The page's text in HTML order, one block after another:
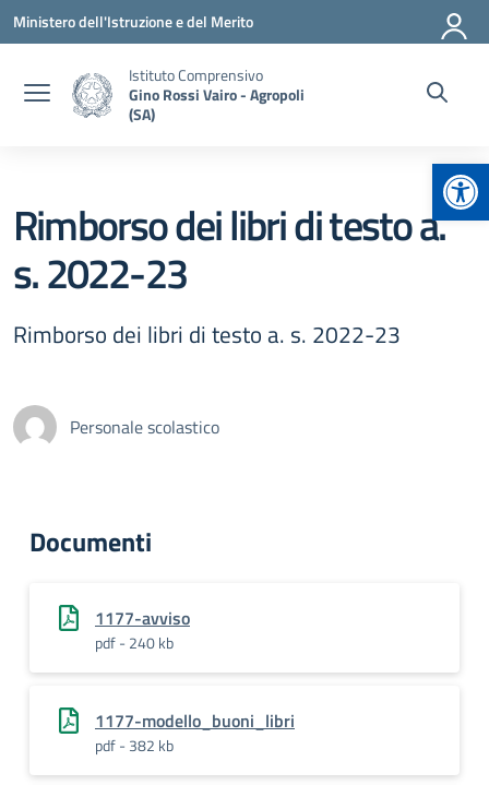
Vai ai contenuti
Vai al menu di navigazione
Vai al footer
Ministero dell'Istruzione e del Merito
Istituto Comprensivo
Gino Rossi Vairo - Agropoli
(SA)
Rimborso dei libri di testo a.
s. 2022-23
Rimborso dei libri di testo a. s. 2022-23
Personale scolastico
Documenti
1177-avviso
pdf - 240 kb
1177-modello_buoni_libri
pdf - 382 kb